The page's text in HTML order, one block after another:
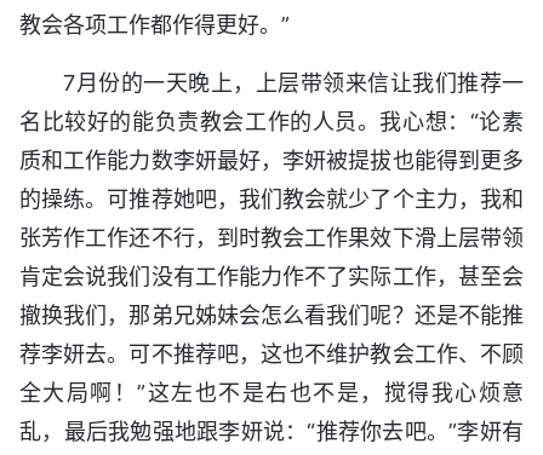
教会各项工作都作得更好。”
7月份的一天晚上，上层带领来信让我们推荐一
名比较好的能负责教会工作的人员。我心想：“论素
质和工作能力数李妍最好，李妍被提拔也能得到更多
的操练。可推荐她吧，我们教会就少了个主力，我和
张芳作工作还不行，到时教会工作果效下滑上层带领
肯定会说我们没有工作能力作不了实际工作，甚至会
撤换我们，那弟兄姊妹会怎么看我们呢？还是不能推
荐李妍去。可不推荐吧，这也不维护教会工作、不顾
全大局啊！”这左也不是右也不是，搅得我心烦意
乱，最后我勉强地跟李妍说：“推荐你去吧。”李妍有